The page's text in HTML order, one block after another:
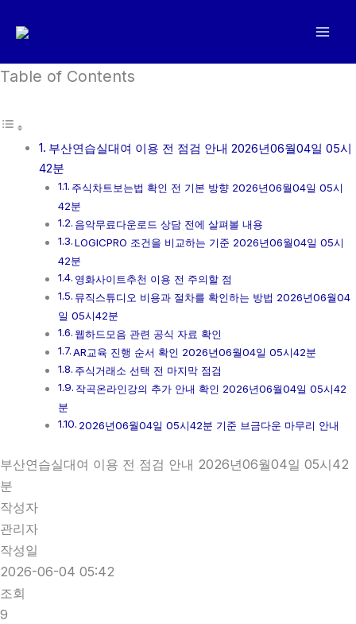
로
너
Table of Contents
부산연습실대여 이용 전 점검 안내 2026년06월04일 05시
42분
주식차트보는법 확인 전 기본 방향 2026년06월04일 05시
42분
음악무료다운로드 상담 전에 살펴볼 내용
LOGICPRO 조건을 비교하는 기준 2026년06월04일 05시
42분
영화사이트추천 이용 전 주의할 점
뮤직스튜디오 비용과 절차를 확인하는 방법 2026년06월04
일 05시42분
웹하드모음 관련 공식 자료 확인
AR교육 진행 순서 확인 2026년06월04일 05시42분
주식거래소 선택 전 마지막 점검
작곡온라인강의 추가 안내 확인 2026년06월04일 05시42
분
2026년06월04일 05시42분 기준 브금다운 마무리 안내
부산연습실대여 이용 전 점검 안내 2026년06월04일 05시42
분
작성자
관리자
작성일
2026-06-04 05:42
조회
9